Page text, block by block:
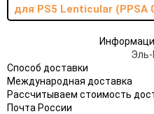
для PS5 Lenticular (PPSA
Способ доставки
Международная доставка
Рассчитываем стоимость
Почта России